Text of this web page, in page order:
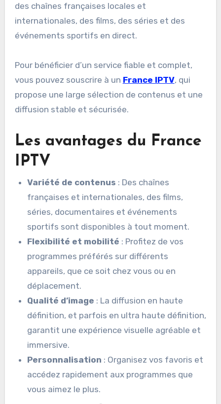
des chaînes françaises locales et
internationales, des films, des séries et des
événements sportifs en direct.
Pour bénéficier d’un service fiable et complet,
vous pouvez souscrire à un France IPTV, qui
propose une large sélection de contenus et une
diffusion stable et sécurisée.
Les avantages du France
IPTV
Variété de contenus : Des chaînes
françaises et internationales, des films,
séries, documentaires et événements
sportifs sont disponibles à tout moment.
Flexibilité et mobilité : Profitez de vos
programmes préférés sur différents
appareils, que ce soit chez vous ou en
déplacement.
Qualité d’image : La diffusion en haute
définition, et parfois en ultra haute définition,
garantit une expérience visuelle agréable et
immersive.
Personnalisation : Organisez vos favoris et
accédez rapidement aux programmes que
vous aimez le plus.